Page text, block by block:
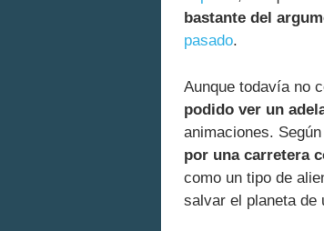
bastante del
pasado.
Aunque todavía no
podido ver un
animaciones.
por una carretera
como un tipo de
salvar el planeta de